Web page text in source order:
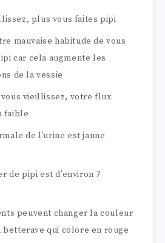
plus vous faites pipi
mauvaise habitude de vous
car cela augmente les
de la vessie
vous vieillissez, votre flux
faible
de l’urine est jaune
de pipi est d’environ 7
peuvent changer la couleur
betterave qui colore en rouge